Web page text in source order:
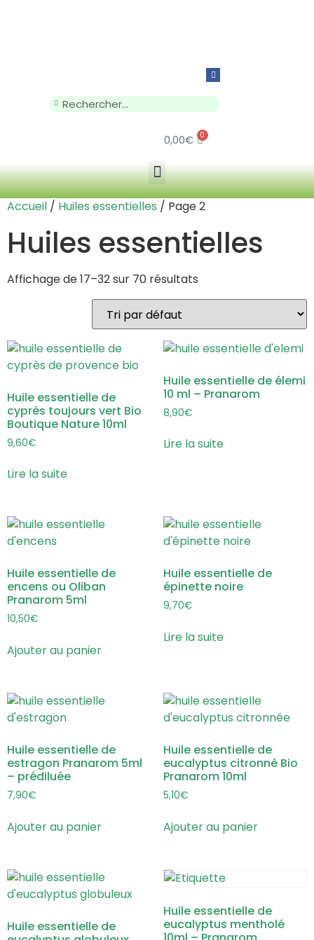
0,00€ 0
Accueil / Huiles essentielles / Page 2
Huiles essentielles
Affichage de 17–32 sur 70 résultats
Huile essentielle de
cyprès toujours vert Bio
Boutique Nature 10ml
9,60€
Lire la suite
Huile essentielle de élemi
10 ml – Pranarom
8,90€
Lire la suite
Huile essentielle de
encens ou Oliban
Pranarom 5ml
10,50€
Ajouter au panier
Huile essentielle de
épinette noire
9,70€
Lire la suite
Huile essentielle de
estragon Pranarom 5ml
– prédiluée
7,90€
Ajouter au panier
Huile essentielle de
eucalyptus citronné Bio
Pranarom 10ml
5,10€
Ajouter au panier
Huile essentielle de
Huile essentielle de
eucalyptus mentholé